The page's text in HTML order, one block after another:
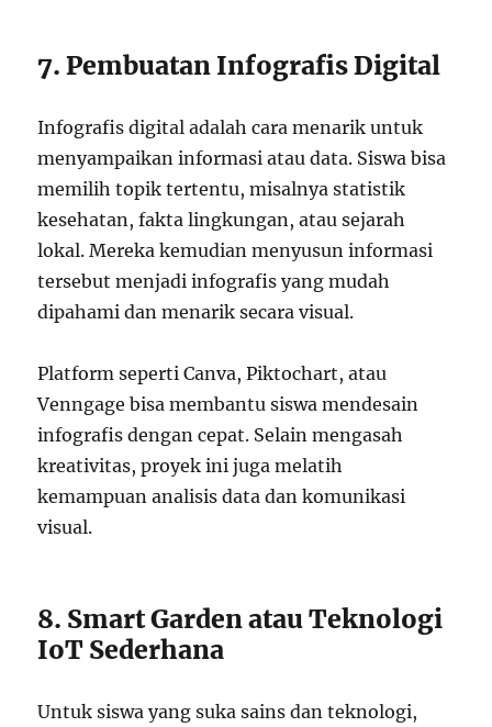
7. Pembuatan Infografis Digital
Infografis digital adalah cara menarik untuk
menyampaikan informasi atau data. Siswa bisa
memilih topik tertentu, misalnya statistik
kesehatan, fakta lingkungan, atau sejarah
lokal. Mereka kemudian menyusun informasi
tersebut menjadi infografis yang mudah
dipahami dan menarik secara visual.
Platform seperti Canva, Piktochart, atau
Venngage bisa membantu siswa mendesain
infografis dengan cepat. Selain mengasah
kreativitas, proyek ini juga melatih
kemampuan analisis data dan komunikasi
visual.
8. Smart Garden atau Teknologi
IoT Sederhana
Untuk siswa yang suka sains dan teknologi,